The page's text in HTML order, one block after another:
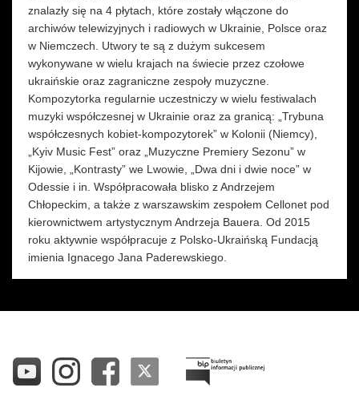
znalazły się na 4 płytach, które zostały włączone do
archiwów telewizyjnych i radiowych w Ukrainie, Polsce oraz
w Niemczech. Utwory te są z dużym sukcesem
wykonywane w wielu krajach na świecie przez czołowe
ukraińskie oraz zagraniczne zespoły muzyczne.
Kompozytorka regularnie uczestniczy w wielu festiwalach
muzyki współczesnej w Ukrainie oraz za granicą: „Trybuna
współczesnych kobiet-kompozytorek” w Kolonii (Niemcy),
„Kyiv Music Fest” oraz „Muzyczne Premiery Sezonu” w
Kijowie, „Kontrasty” we Lwowie, „Dwa dni i dwie noce” w
Odessie i in. Współpracowała blisko z Andrzejem
Chłopeckim, a także z warszawskim zespołem Cellonet pod
kierownictwem artystycznym Andrzeja Bauera. Od 2015
roku aktywnie współpracuje z Polsko-Ukraińską Fundacją
imienia Ignacego Jana Paderewskiego.